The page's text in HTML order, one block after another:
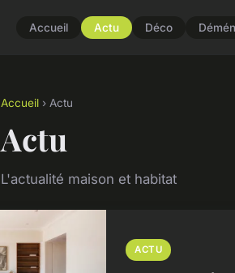
Accueil Actu Déco
Accueil › Actu
Actu
L'actualité maison et habitat
ACTU